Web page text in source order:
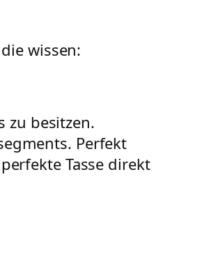
wissen:
zu besitzen.
Perfekt
Tasse direkt